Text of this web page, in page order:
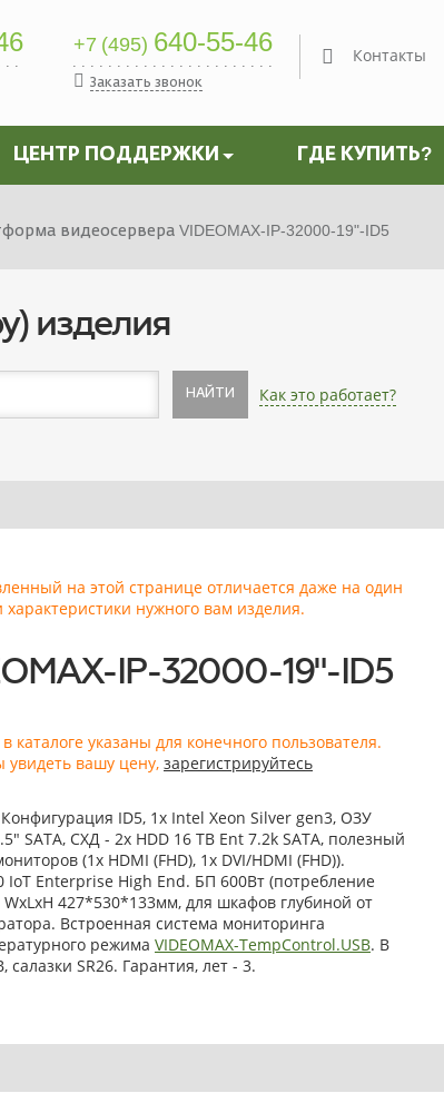
+7 (495) 640-55-46
Заказать звонок
Контакты
ЦЕНТР ПОДДЕРЖКИ ГДЕ КУПИТЬ?
видеосервера VIDEOMAX-IP-32000-19"-ID5
изделия
НАЙТИ Как это работает?
на этой странице отличается даже на один
нужного вам изделия.
IP-32000-19"-ID5
каталоге указаны для конечного пользователя.
увидеть вашу цену, зарегистрируйтесь
ID5, 1x Intel Xeon Silver gen3, ОЗУ
SATA, СХД - 2x HDD 16 TB Ent 7.2k SATA, полезный
(1x HDMI (FHD), 1x DVI/HDMI (FHD)).
IoT Enterprise High End. БП 600Вт (потребление
WxLxH 427*530*133мм, для шкафов глубиной от
Встроенная система мониторинга
режима VIDEOMAX-TempControl.USB. В
SR26. Гарантия, лет - 3.